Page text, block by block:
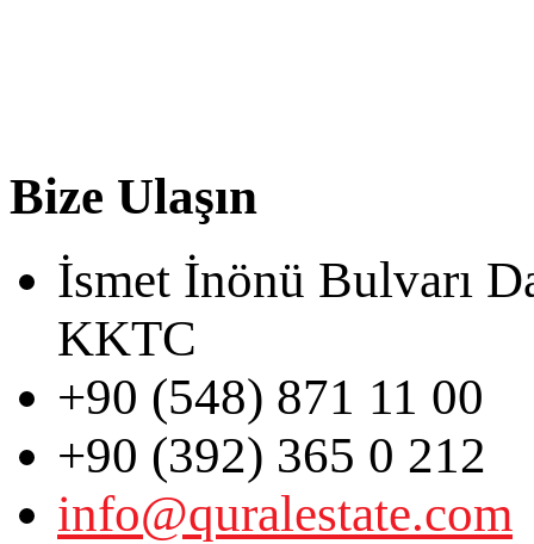
Bize Ulaşın
İsmet İnönü Bulvarı
KKTC
+90 (548) 871 11 00
+90 (392) 365 0 212
info@quralestate.com